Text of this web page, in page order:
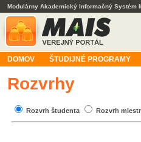
Modulárny Akademický Informačný Systém
DOMOV ŠTUDIJNÉ PROGRAMY
Rozvrhy
Rozvrh študenta Rozvrh